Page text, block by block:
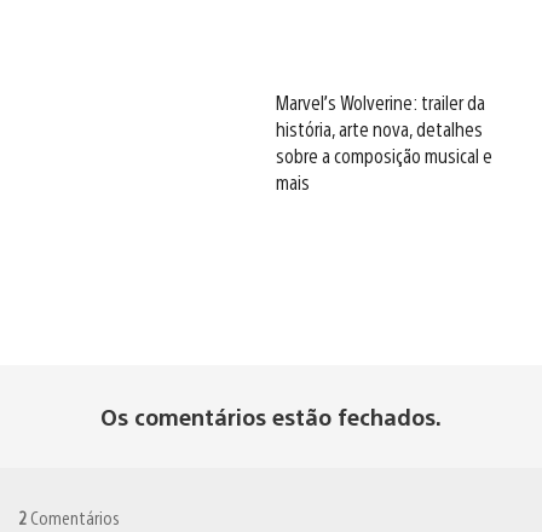
Marvel’s Wolverine: trailer da
história, arte nova, detalhes
sobre a composição musical e
mais
Os comentários estão fechados.
2 Comentários